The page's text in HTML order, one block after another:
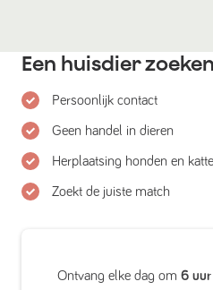
Een huisdier
Persoonlijk contact
Geen handel in dieren
Herplaatsing honden en
Zoekt de juiste match
Ontvang elke dag om 6 uur